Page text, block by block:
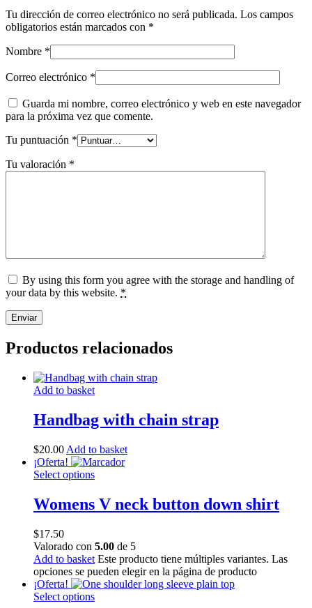
Tu dirección de correo electrónico no será publicada. Los campos
obligatorios están marcados con *
Nombre *
Correo electrónico *
Guarda mi nombre, correo electrónico y web en este navegador
para la próxima vez que comente.
Tu puntuación *
Tu valoración *
By using this form you agree with the storage and handling of
your data by this website. *
Productos relacionados
Add to basket
Handbag with chain strap
$20.00 Add to basket
¡Oferta!
Select options
Womens V neck button down shirt
$17.50
Valorado con 5.00 de 5
Add to basket Este producto tiene múltiples variantes. Las
opciones se pueden elegir en la página de producto
¡Oferta!
Select options